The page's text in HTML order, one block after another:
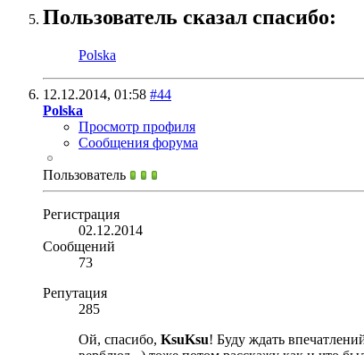
Пользователь сказал cпасибо:
Polska
12.12.2014, 01:58 #44
Polska
Просмотр профиля
Сообщения форума
Пользователь
Регистрация
02.12.2014
Сообщений
73
Репутация
285
Ой, спасибо, KsuKsu! Буду ждать